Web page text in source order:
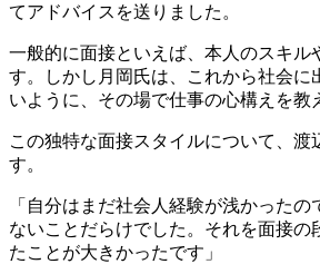
てアドバイスを送りました。
一般的に面接といえば、本人のスキル
す。しかし月岡氏は、これから社会に
いように、その場で仕事の心構えを教
この独特な面接スタイルについて、渡
す。
「自分はまだ社会人経験が浅かった
ないことだらけでした。それを面接の
たことが大きかったです」